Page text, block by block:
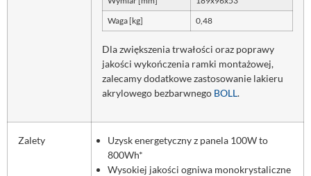
Waga [kg] 0,48
Dla zwiększenia trwałości oraz poprawy
jakości wykończenia ramki montażowej,
zalecamy dodatkowe zastosowanie lakieru
akrylowego bezbarwnego BOLL.
Zalety
Uzysk energetyczny z panela 100W to
800Wh*
Wysokiej jakości ogniwa monokrystaliczne